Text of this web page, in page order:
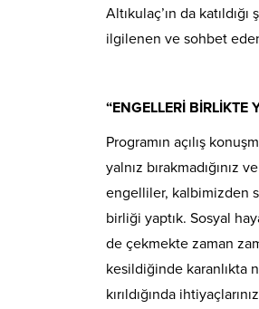
Altıkulaç’ın da
ilgilenen ve sohbet
“ENGELLERİ BİRLİKTE
Programın açılış
yalnız
engelliler, kalbimizden
birliği yaptık. Sosyal
de çekmekte zaman
kesildiğinde karanlıkta
kırıldığında